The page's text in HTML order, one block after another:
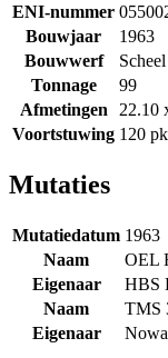
ENI-nummer
Bouwjaar
1963
Bouwwerf
Tonnage
99
Afmetingen
22.10
Voortstuwing 120
Mutaties
Mutatiedatum 1963
Naam
OEL
Eigenaar
HBS
Naam
TMS
Eigenaar